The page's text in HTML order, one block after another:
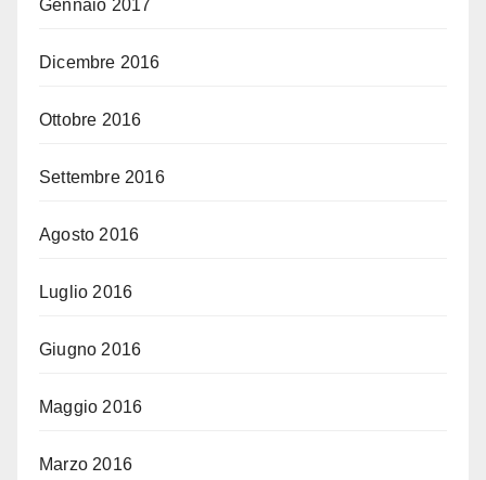
Gennaio 2017
Dicembre 2016
Ottobre 2016
Settembre 2016
Agosto 2016
Luglio 2016
Giugno 2016
Maggio 2016
Marzo 2016